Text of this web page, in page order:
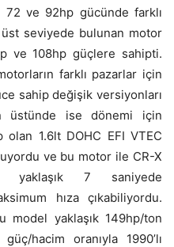
72 ve 92hp gücünde farklı
seviyede bulunan motor
ve 108hp güçlere sahipti.
farklı pazarlar için
sahip değişik versiyonları
üstünde ise dönemi için
1.6lt DOHC EFI VTEC
ve bu motor ile CR-X
yaklaşık 7 saniyede
hıza çıkabiliyordu.
model yaklaşık 149hp/ton
hacim oranıyla 1990’lı